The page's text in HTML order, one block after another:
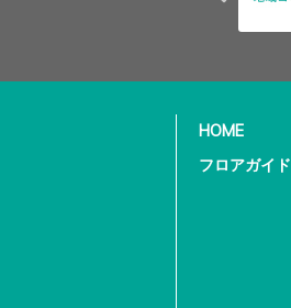
HOME
フロアガイド